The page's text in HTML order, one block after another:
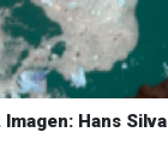
Hans Silva